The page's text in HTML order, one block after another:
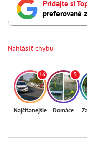
Pridajte si
preferované
Nahlásiť chybu
16
Najčítanejšie
5
Domáce